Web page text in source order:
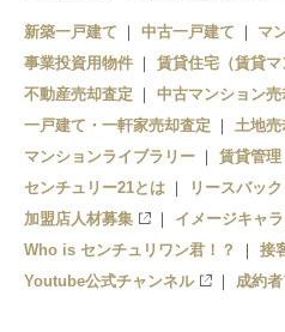
小野駅
和邇駅
蓬莱駅
志賀駅
比良駅
滋賀里駅
南滋賀駅
近江神宮前駅
京阪大津京駅
大津市役所前駅
三井寺駅
新築一戸建て 中古一戸建て マ
事業投資用物件
賃貸住宅（賃貸マ
不動産売却査定
中古マンション売
一戸建て・一軒家売却査定
土地売
マンションライブラリー
賃貸管理
センチュリー21とは
リースバック
加盟店人材募集
イメージキャ
Who is センチュリワン君！？
接
Youtube公式チャンネル
成約